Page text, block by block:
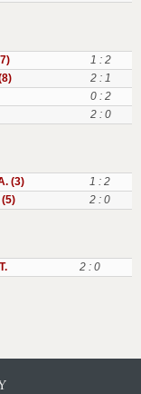
1 : 2
2 : 1
0 : 2
2 : 0
(3)
1 : 2
2 : 0
2 : 0